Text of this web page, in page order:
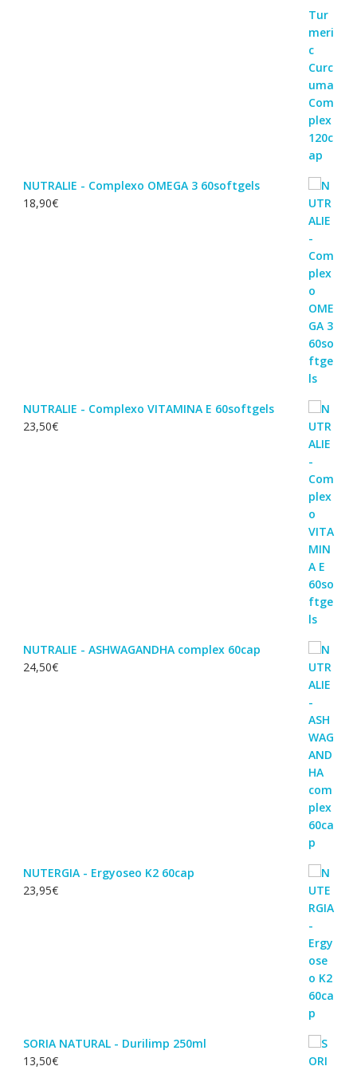
NUTRALIE - Complexo OMEGA 3 60softgels
18,90€
NUTRALIE - Complexo VITAMINA E 60softgels
23,50€
NUTRALIE - ASHWAGANDHA complex 60cap
24,50€
NUTERGIA - Ergyoseo K2 60cap
23,95€
SORIA NATURAL - Durilimp 250ml
13,50€